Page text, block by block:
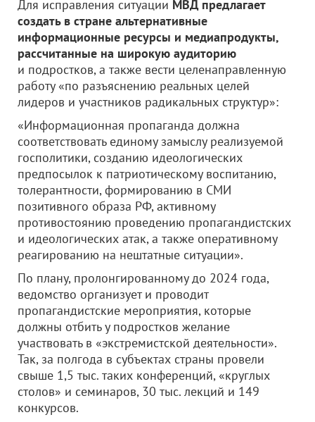
Для исправления ситуации МВД предлагает
создать в стране альтернативные
информационные ресурсы и медиапродукты,
рассчитанные на широкую аудиторию
и подростков, а также вести целенаправленную
работу «по разъяснению реальных целей
лидеров и участников радикальных структур»:
«Информационная пропаганда должна
соответствовать единому замыслу реализуемой
госполитики, созданию идеологических
предпосылок к патриотическому воспитанию,
толерантности, формированию в СМИ
позитивного образа РФ, активному
противостоянию проведению пропагандистских
и идеологических атак, а также оперативному
реагированию на нештатные ситуации».
По плану, пролонгированному до 2024 года,
ведомство организует и проводит
пропагандистские мероприятия, которые
должны отбить у подростков желание
участвовать в «экстремистской деятельности».
Так, за полгода в субъектах страны провели
свыше 1,5 тыс. таких конференций, «круглых
столов» и семинаров, 30 тыс. лекций и 149
конкурсов.